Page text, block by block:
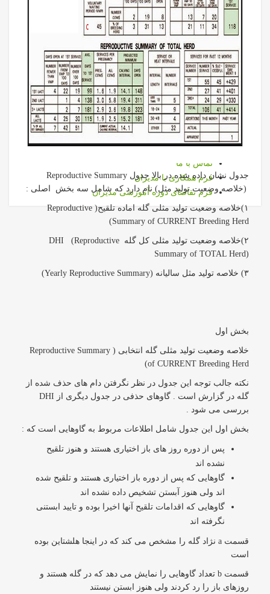
آپدیت مدیران
نمايندگان
ليست نمايندگان
نحوه پذيرش نماينده فعال
ليست همكاران افتخاري
اسامی سرویس دهندگان تایید شده مدیران
مشتريان
ليست مشتريان
نمودار ميزان رضايت مشتري
مراحل و نحوه سفارش نرم افزارها
ارتباط با ما
تماس با ما
فرم همکاری با مدیران
فرم تقاضای دوره آموزشی مدیران
جدول نشان داده شده در بالا جدول Reproductive Summary
(خلاصه وضعیت تولید مثل) نام دارد که شامل سه بخش اصلی :
۱)خلاصه وضعیت تولید مثلی گله اماده تلقیح( Reproductive
Summary of CURRENT Breeding Herd)
۲)خلاصه وضعیت تولید مثلی کل گله DHI (Reproductive
Summary of TOTAL Herd)
۳) خلاصه تولید مثل سالیانه (Yearly Reproductive Summary)
بخش اول
خلاصه وضعیت تولید مثلی گله انتخابی ( Reproductive Summary
of CURRENT Breeding Herd)
نکته جالب توجه این جدول در نظر نگرفتن دام های حذف شده از
گله در گزارش است . گاوهای حذفی در جدول دیگری از DHI
بررسی می شود .
بخش اول این جدول شامل اطلاعات مربوط به گاوهایی است که :
پس از دوره روز های باز اختیاری هستند و هنوز تلقیح
نشده اند
گاوهایی که پس از دوره باز اختیاری هستند و تلقیح شده
اند ولی هنوز آبستن تشخیص داده نشده اند
گاوهایی که اقدامات تلقیح آنها اخیرا بوده و تایید ابستنی
نگرفته اند
قسمت a ن‍ژاد گله را مشخص می کند که در اینجا هلشتاین بوده
است
قسمت b تعداد گاوهایی را نمایش می دهد که در گله هستند و
روزهای باز را رد کردند ولی هنوز ابستن نیستند